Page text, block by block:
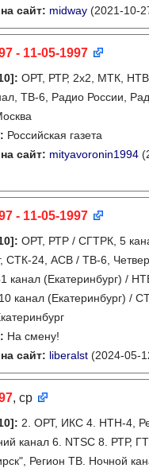
сайт: midway (2021-10-
- 11-05-1997
: ОРТ, РТР, 2х2, МТК, НТВ,
ТВ-6, Радио России,
Российская газета
сайт: mityavoronin1994
- 11-05-1997
: ОРТ, РТР / СГТРК, 5
СТК-24, АСВ / ТВ-6,
канал (Екатеринбург) /
канал (Екатеринбург) /
На смену!
сайт: liberalst (2024-05-
, ср
: 2. ОРТ, ИКС 4. НТН-4,
канал 6. NTSC 8. РТР,
Регион ТВ. Ночной